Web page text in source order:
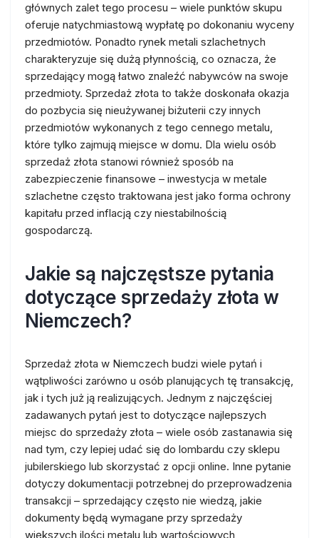
głównych zalet tego procesu – wiele punktów skupu
oferuje natychmiastową wypłatę po dokonaniu wyceny
przedmiotów. Ponadto rynek metali szlachetnych
charakteryzuje się dużą płynnością, co oznacza, że
sprzedający mogą łatwo znaleźć nabywców na swoje
przedmioty. Sprzedaż złota to także doskonała okazja
do pozbycia się nieużywanej biżuterii czy innych
przedmiotów wykonanych z tego cennego metalu,
które tylko zajmują miejsce w domu. Dla wielu osób
sprzedaż złota stanowi również sposób na
zabezpieczenie finansowe – inwestycja w metale
szlachetne często traktowana jest jako forma ochrony
kapitału przed inflacją czy niestabilnością
gospodarczą.
Jakie są najczęstsze pytania
dotyczące sprzedaży złota w
Niemczech?
Sprzedaż złota w Niemczech budzi wiele pytań i
wątpliwości zarówno u osób planujących tę transakcję,
jak i tych już ją realizujących. Jednym z najczęściej
zadawanych pytań jest to dotyczące najlepszych
miejsc do sprzedaży złota – wiele osób zastanawia się
nad tym, czy lepiej udać się do lombardu czy sklepu
jubilerskiego lub skorzystać z opcji online. Inne pytanie
dotyczy dokumentacji potrzebnej do przeprowadzenia
transakcji – sprzedający często nie wiedzą, jakie
dokumenty będą wymagane przy sprzedaży
większych ilości metalu lub wartościowych